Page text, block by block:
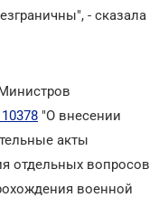
- сказала
"О внесении
акты
отдельных вопросов
военной